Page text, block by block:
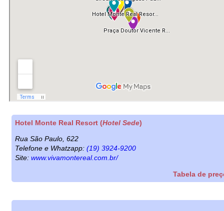
Hotel Monte Real Resort (Hotel Sede)
Rua São Paulo, 622
Telefone e Whatzapp: (19) 3924-9200
Site: www.vivamontereal.com.br/
Tabela de